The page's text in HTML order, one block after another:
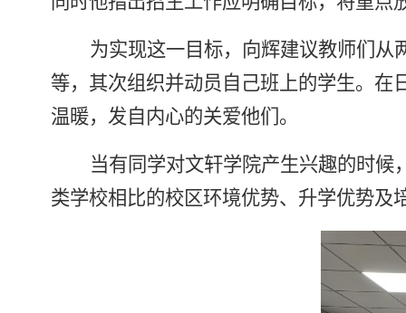
为实现这一目标，向辉建议教师们从
等，其次组织并动员自己班上的学生。在
温暖，发自内心的关爱他们。
当有同学对文轩学院产生兴趣的时
类学校相比的校区环境优势、升学优势及